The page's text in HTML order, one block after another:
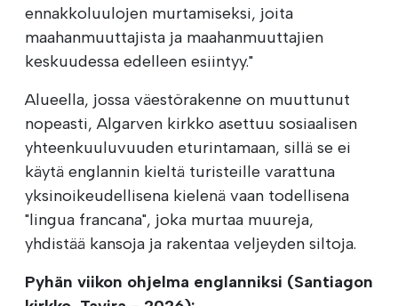
ennakkoluulojen murtamiseksi, joita
maahanmuuttajista ja maahanmuuttajien
keskuudessa edelleen esiintyy."
Alueella, jossa väestörakenne on muuttunut
nopeasti, Algarven kirkko asettuu sosiaalisen
yhteenkuuluvuuden eturintamaan, sillä se ei
käytä englannin kieltä turisteille varattuna
yksinoikeudellisena kielenä vaan todellisena
"lingua francana", joka murtaa muureja,
yhdistää kansoja ja rakentaa veljeyden siltoja.
Pyhän viikon ohjelma englanniksi (Santiagon